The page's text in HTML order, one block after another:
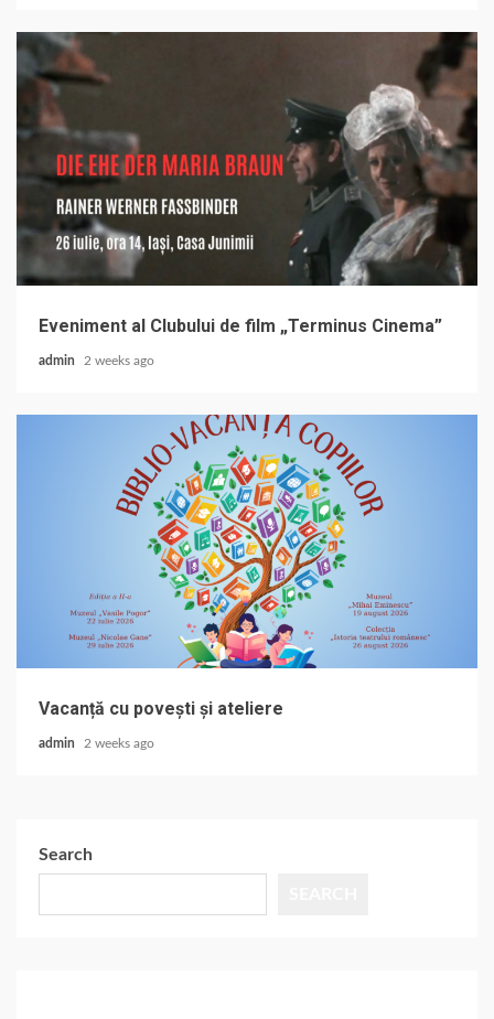
Eveniment al Clubului de film „Terminus Cinema”
admin 2 weeks ago
Vacanță cu povești și ateliere
admin 2 weeks ago
Search